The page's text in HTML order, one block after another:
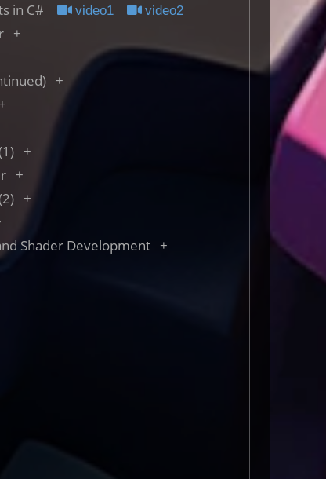
in C#
video1 video2
Shader Development